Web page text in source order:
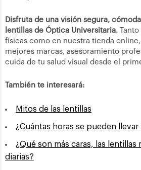
Disfruta de una visión segura,
lentillas de Óptica Universitaria.
físicas como en nuestra tienda
mejores marcas, asesoramiento
cuida de tu salud visual desde el
También te interesará:
Mitos de las lentillas
¿Cuántas horas se pueden llevar
¿Qué son más caras, las lentill as
diarias?